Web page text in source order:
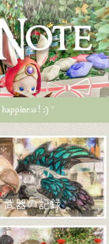
! :) *
武器の記録